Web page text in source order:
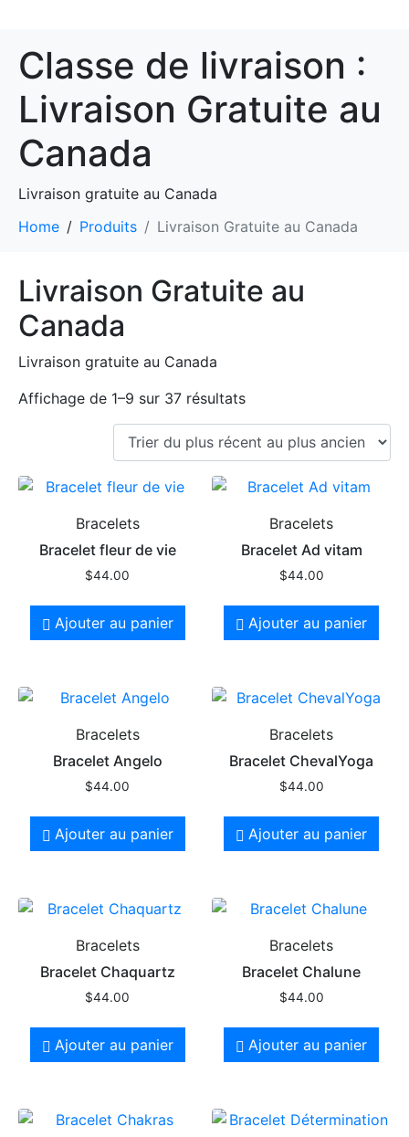
Classe de livraison :
Livraison Gratuite au
Canada
Livraison gratuite au Canada
Home
Produits Livraison Gratuite au Canada
Livraison Gratuite au
Canada
Livraison gratuite au Canada
Affichage de 1–9 sur 37 résultats
Bracelets
Bracelet fleur de vie
$44.00
Ajouter au panier
Bracelets
Bracelet Ad vitam
$44.00
Ajouter au panier
Bracelets
Bracelet Angelo
$44.00
Ajouter au panier
Bracelets
Bracelet ChevalYoga
$44.00
Ajouter au panier
Bracelets
Bracelet Chaquartz
$44.00
Ajouter au panier
Bracelets
Bracelet Chalune
$44.00
Ajouter au panier